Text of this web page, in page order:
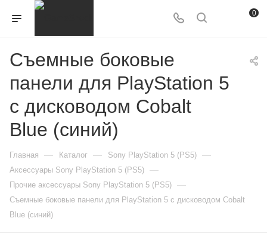
0
Съемные боковые
панели для PlayStation 5
с дисководом Cobalt
Blue (синий)
Главная — Каталог — Sony PlayStation 5 (PS5) —
Аксессуары Sony PlayStation 5 (PS5) —
Прочие аксессуары Sony PlayStation 5 (PS5) —
Съемные боковые панели для PlayStation 5 с дисководом Cobalt
Blue (синий)